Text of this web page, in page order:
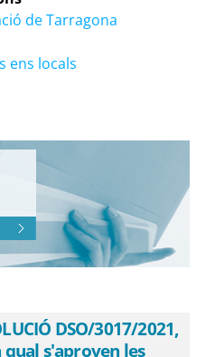
per a entitats
amb un
els drets de
de Tarragona
ens locals
DSO/3017/2021,
s'aproven les